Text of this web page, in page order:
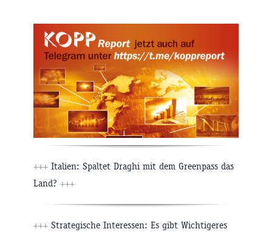
+++ Italien: Spaltet Draghi mit dem Greenpass das
Land? +++
+++ Strategische Interessen: Es gibt Wichtigeres